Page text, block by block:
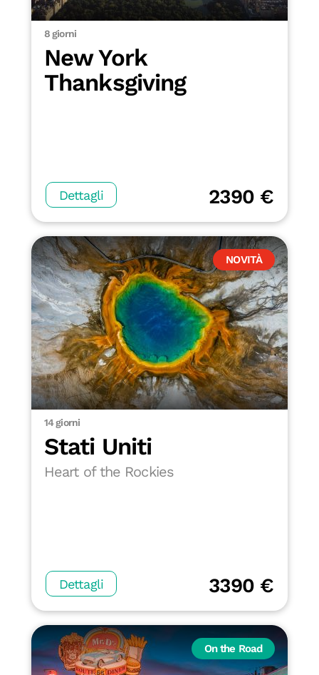
8 giorni
New York
Thanksgiving
Dettagli 2390 €
NOVITÀ
14 giorni
Stati Uniti
Heart of the Rockies
Dettagli 3390 €
On the Road